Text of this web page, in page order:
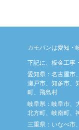
カモバンは愛知・
下記に、板金工事
愛知県：名古屋市
瀬戸市、知多市、
町、飛島村
岐阜県：岐阜市、
北方町、岐南町、
三重県：いなべ市